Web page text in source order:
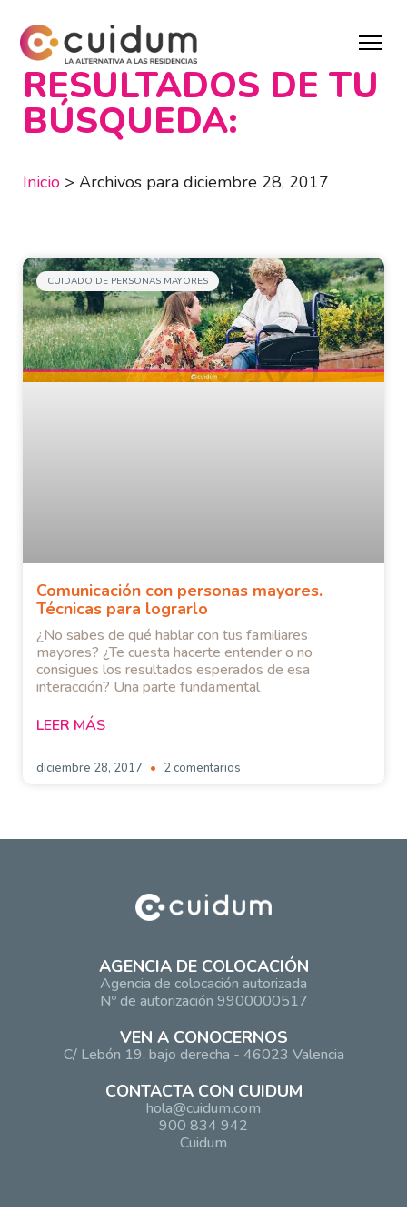
RESULTADOS DE TU
BÚSQUEDA:
Inicio > Archivos para diciembre 28, 2017
CUIDADO DE PERSONAS MAYORES
Comunicación con personas mayores.
Técnicas para lograrlo
¿No sabes de qué hablar con tus familiares
mayores? ¿Te cuesta hacerte entender o no
consigues los resultados esperados de esa
interacción? Una parte fundamental
LEER MÁS
diciembre 28, 2017 2 comentarios
AGENCIA DE COLOCACIÓN
Agencia de colocación autorizada
Nº de autorización 9900000517
VEN A CONOCERNOS
C/ Lebón 19, bajo derecha - 46023 Valencia
CONTACTA CON CUIDUM
hola@cuidum.com
900 834 942
Cuidum